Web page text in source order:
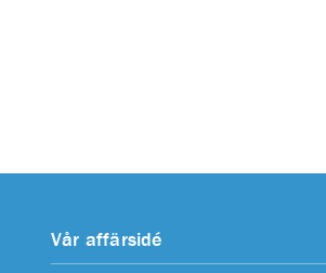
Vår affärsidé